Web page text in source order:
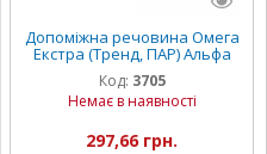
Допоміжна речовина Омега
Екстра (Тренд, ПАР) Альфа
Смарт Агро (5 л)
Код: 3705
Немає в наявності
297,66 грн.